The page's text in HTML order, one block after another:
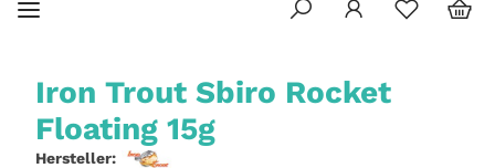
Iron Trout Sbiro Rocket
Floating 15g
Hersteller: